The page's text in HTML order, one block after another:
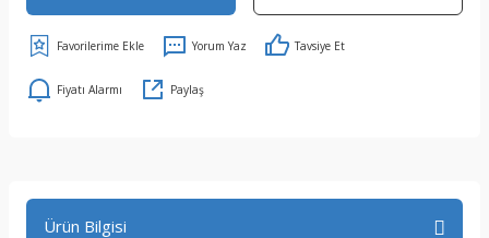
Yorum Yaz Tavsiye Et
Fiyatı Alarmı Paylaş
Ürün Bilgisi